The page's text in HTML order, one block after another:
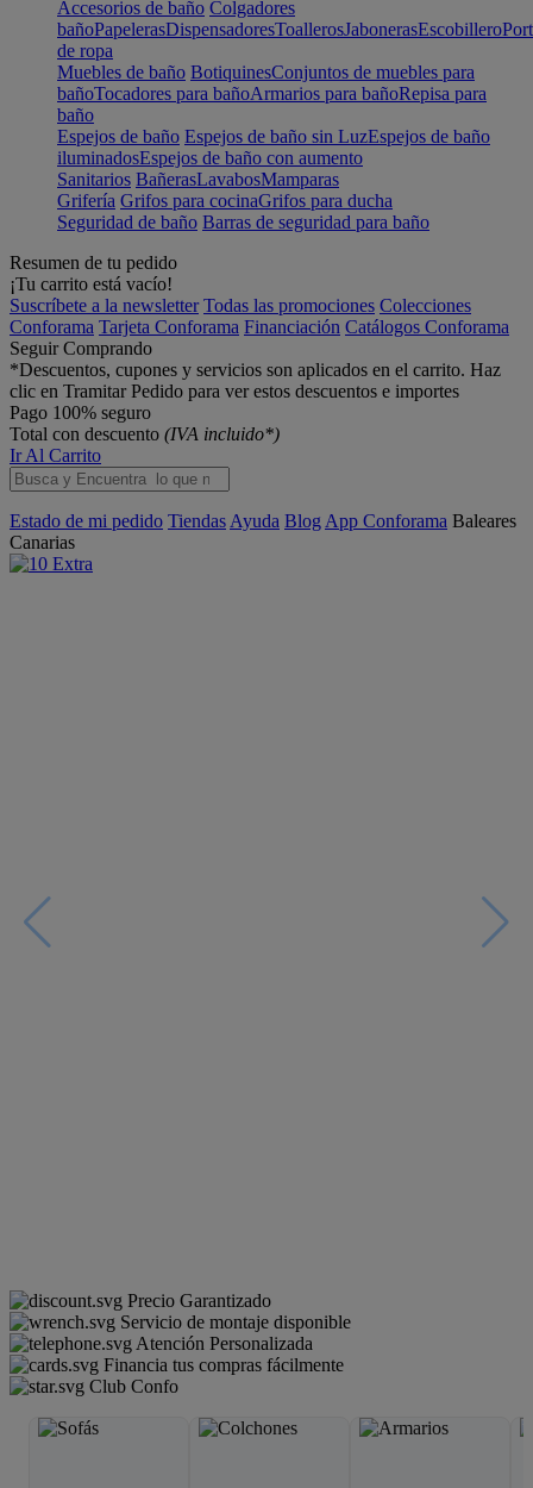
Accesorios de baño Colgadores
bañoPapelerasDispensadoresToallerosJabonerasEscobillero
de ropa
Muebles de baño BotiquinesConjuntos de muebles para
bañoTocadores para bañoArmarios para bañoRepisa para
baño
Espejos de baño Espejos de baño sin LuzEspejos de baño
iluminadosEspejos de baño con aumento
Sanitarios BañerasLavabosMamparas
Grifería Grifos para cocinaGrifos para ducha
Seguridad de baño Barras de seguridad para baño
Resumen de tu pedido
¡Tu carrito está vacío!
Suscríbete a la newsletter Todas las promociones Colecciones
Conforama Tarjeta Conforama Financiación Catálogos Conforama
Seguir Comprando
*Descuentos, cupones y servicios son aplicados en el carrito. Haz
clic en Tramitar Pedido para ver estos descuentos e importes
Pago 100% seguro
Total con descuento (IVA incluido*)
Ir Al Carrito
Estado de mi pedido Tiendas Ayuda Blog App Conforama Baleares
Canarias
Precio Garantizado
Servicio de montaje disponible
Atención Personalizada
Financia tus compras fácilmente
Club Confo